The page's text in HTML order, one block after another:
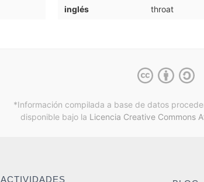
inglés throat
*Información compilada a base de datos
disponible bajo la Licencia Creative Commons
ACTIVIDADES